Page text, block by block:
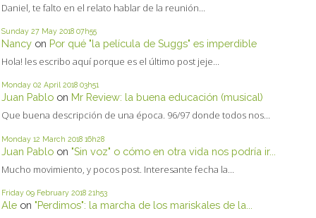
Daniel, te falto en el relato hablar de la reunión...
Sunday 27 May 2018 07h55
Nancy on Por qué "la película de Suggs" es imperdible
Hola! les escribo aquí porque es el último post jeje...
Monday 02 April 2018 03h51
Juan Pablo on Mr Review: la buena educación (musical)
Que buena descripción de una época. 96/97 donde todos nos...
Monday 12 March 2018 16h28
Juan Pablo on "Sin voz" o cómo en otra vida nos podría ir...
Mucho movimiento, y pocos post. Interesante fecha la...
Friday 09 February 2018 21h53
Ale on "Perdimos": la marcha de los mariskales de la...